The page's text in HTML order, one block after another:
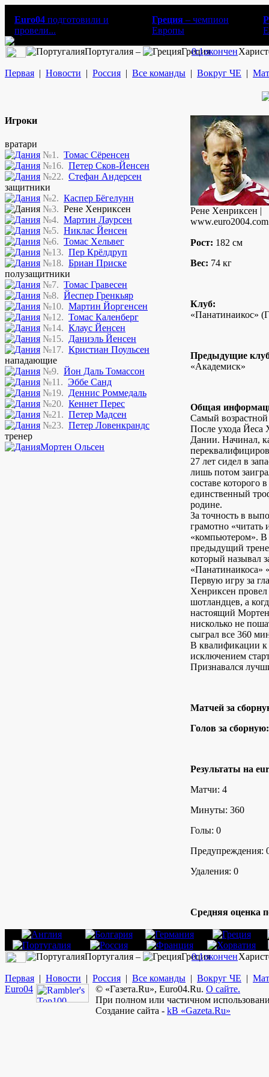
Euro04 подготовили и
провели...
Греция – чемпион
Европы
Португалия – Греция
0:1окончен
Первая | Новости | Россия | Все команды | Вокруг ЧЕ |
Игроки
вратари
№1. Томас Сёренсен
№16. Петер Сков-Йенсен
№22. Стефан Андерсен
защитники
№2. Каспер Бёгелунн
№3. Рене Хенриксен
№4. Мартин Лаурсен
№5. Никлас Йенсен
№6. Томас Хельвег
№13. Пер Крёлдруп
№18. Бриан Приске
полузащитники
№7. Томас Гравесен
№8. Йеспер Гренкьяр
№10. Мартин Йоргенсен
№12. Томас Каленберг
№14. Клаус Йенсен
№15. Даниэль Йенсен
№17. Кристиан Поульсен
нападающие
№9. Йон Даль Томассон
№11. Эббе Санд
№19. Деннис Роммедаль
№20. Кеннет Перес
№21. Петер Мадсен
№23. Петер Ловенкрандс
тренер
Мортен Ольсен
Рене Хенриксен |
www.euro2004.com
Рост: 182 см
Вес: 74 кг
Клуб:
«Панатинаикос»
Предыдущие
«Академиск»
Общая
Самый
После ухода Йеса
Дании. Начинал,
27 лет сидел в
лишь потом
составе которого
единственный
родине.
За точность в
грамотно «читать
«компьютером».
предыдущий
который называл
Первую игру за
Хенриксен провел
шотландцев, а
настоящий
нисколько не
сыграл все 360
В квалификации к
исключением
Признавался
Матчей за
Голов за сборную:
Результаты на
Матчи: 4
Минуты: 360
Голы: 0
Предупреждения:
Удаления: 0
Средняя оценка
Португалия – Греция
0:1окончен
Первая | Новости | Россия | Все команды | Вокруг ЧЕ |
Euro04 © «Газета.Ru», Euro04.Ru. О сайте.
При полном или частичном
Создание сайта - kB «Gazeta.Ru»